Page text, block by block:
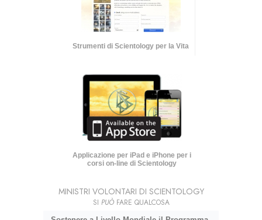
Strumenti di Scientology per la Vita
Applicazione per iPad e iPhone per i
corsi on-line di Scientology
MINISTRI VOLONTARI DI SCIENTOLOGY
SI PUÒFARE QUALCOSA